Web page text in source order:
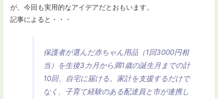
が、今回も実用的なアイデアだとおもいます。
記事によると・・・
保護者が選んだ赤ちゃん用品（1回3000円相
当）を生後3カ月から満1歳の誕生月までの計
10回、自宅に届ける。家計を支援するだけで
なく、子育て経験のある配達員と市が連携し